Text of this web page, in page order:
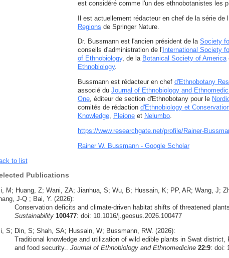
est considéré comme l'un des ethnobotanistes les
Il est actuellement rédacteur en chef de la série de
Regions de Springer Nature.
Dr. Bussmann est l'ancien président de la Society
conseils d'administration de l'International Society
of Ethnobiology, de la Botanical Society of America
Ethnobiology.
Bussmann est rédacteur en chef d'Ethnobotany
associé du Journal of Ethnobiology and
One, éditeur de section d'Ethnobotany pour le
comités de rédaction d'Ethnobiology et
Knowledge, Pleioneet Nelumbo.
https://www.researchgate.net/profile/Rainer-
Rainer W. Bussmann - Google Scholar
to list
Publications
M; Huang, Z; Wani, ZA; Jianhua, S; Wu, B; Hussain, K; PP, AR; Wang, J;
J-Q ; Bai, Y. (2026):
Conservation deficits and climate-driven habitat shifts of threatened
Sustainability 100477: doi: 10.1016/j.geosus.2026.100477
S; Din, S; Shah, SA; Hussain, W; Bussmann, RW. (2026):
Traditional knowledge and utilization of wild edible plants in Swat
and food security.. Journal of Ethnobiology and Ethnomedicine 22:9: doi: